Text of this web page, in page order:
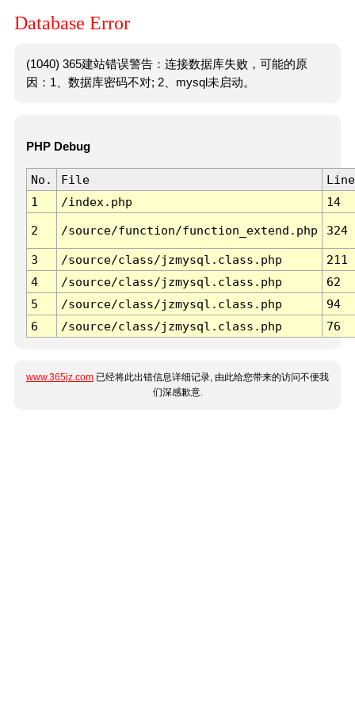
Database Error
(1040) 365建站错误警告：连接数据库失败，可能的原
因：1、数据库密码不对; 2、mysql未启动。
PHP Debug
No. File
Line
1
/index.php 14
2 /source/function/function_extend.php 324
3 /source/class/jzmysql.class.php
211
4
/source/class/jzmysql.class.php
62
5
/source/class/jzmysql.class.php
94
6
/source/class/jzmysql.class.php 76
www.365jz.com 已经将此出错信息详细记录, 由此给您带来的访问不便我
们深感歉意.